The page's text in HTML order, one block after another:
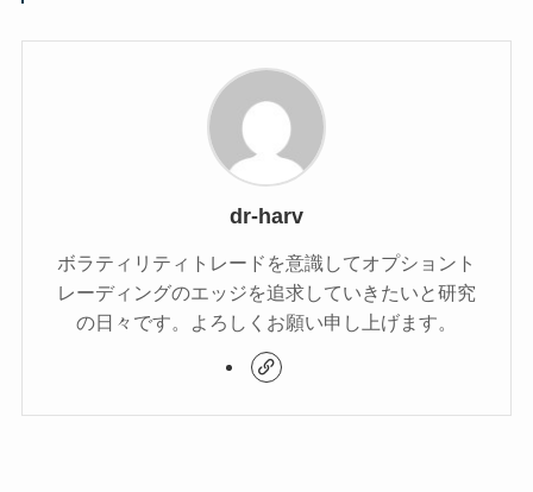
dr-harv
ボラティリティトレードを意識してオプショント
レーディングのエッジを追求していきたいと研究
の日々です。よろしくお願い申し上げます。